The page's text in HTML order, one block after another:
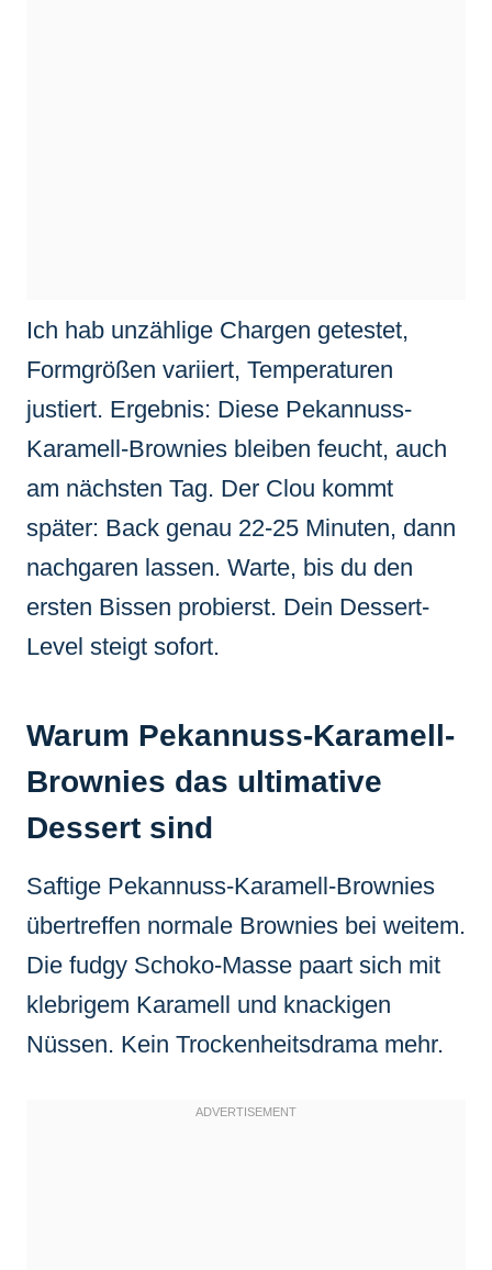
Ich hab unzählige Chargen getestet,
Formgrößen variiert, Temperaturen
justiert. Ergebnis: Diese Pekannuss-
Karamell-Brownies bleiben feucht, auch
am nächsten Tag. Der Clou kommt
später: Back genau 22-25 Minuten, dann
nachgaren lassen. Warte, bis du den
ersten Bissen probierst. Dein Dessert-
Level steigt sofort.
Warum Pekannuss-Karamell-
Brownies das ultimative
Dessert sind
Saftige Pekannuss-Karamell-Brownies
übertreffen normale Brownies bei weitem.
Die fudgy Schoko-Masse paart sich mit
klebrigem Karamell und knackigen
Nüssen. Kein Trockenheitsdrama mehr.